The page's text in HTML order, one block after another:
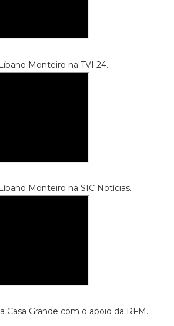
Monteiro na TVI 24.
Monteiro na SIC Notícias.
Casa Grande com o apoio da RFM.